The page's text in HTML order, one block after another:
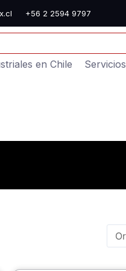
+56 2 2594 9797
en Chile
Servicios